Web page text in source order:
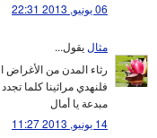
06 يونيو, 2013 22:31
مثال يقول...
رثاء المدن من الأغراض
فلنهدي مراثينا كلما
مبدعة يا أمال
14 يونيو, 2013 11:27